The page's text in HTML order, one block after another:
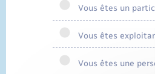
Vous êtes un
Vous êtes
Vous êtes une